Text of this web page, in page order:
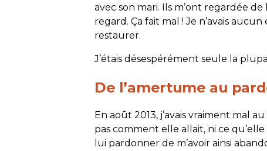
avec son mari. Ils m’ont regardée
regard. Ça fait mal ! Je n’avais
restaurer.
J’étais désespérément seule la
De l’amertume au
En août 2013, j’avais vraiment mal
pas comment elle allait, ni ce
lui pardonner de m’avoir ainsi